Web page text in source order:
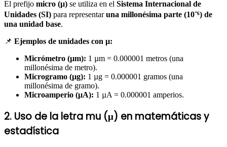
El prefijo micro (µ) se utiliza en el Sistema Internacional de
Unidades (SI) para representaruna millonésima parte (10⁻⁶) de
una unidad base.
📌 Ejemplos de unidades con µ:
Micrómetro (µm): 1 µm = 0.000001 metros (una
millonésima de metro).
Microgramo (µg): 1 µg = 0.000001 gramos (una
millonésima de gramo).
Microamperio (µA): 1 µA = 0.000001 amperios.
2. Uso de la letra mu (μ) en matemáticas y
estadística